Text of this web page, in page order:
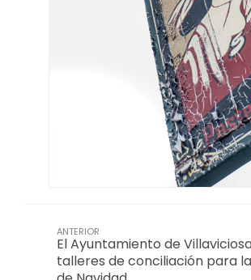
ANTERIOR
El Ayuntamiento de
talleres de conciliación para